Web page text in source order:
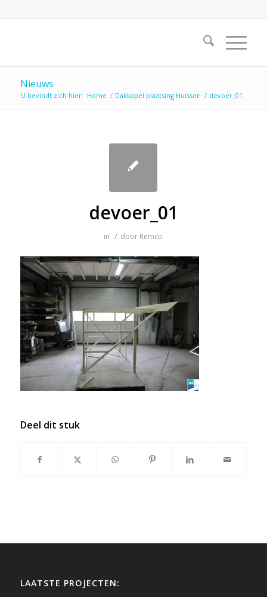
Nieuws
U bevindt zich hier: Home / Dakkapel plaatsing Huissen / devoer_01
devoer_01
in / door Remco
Deel dit stuk
LAATSTE PROJECTEN: